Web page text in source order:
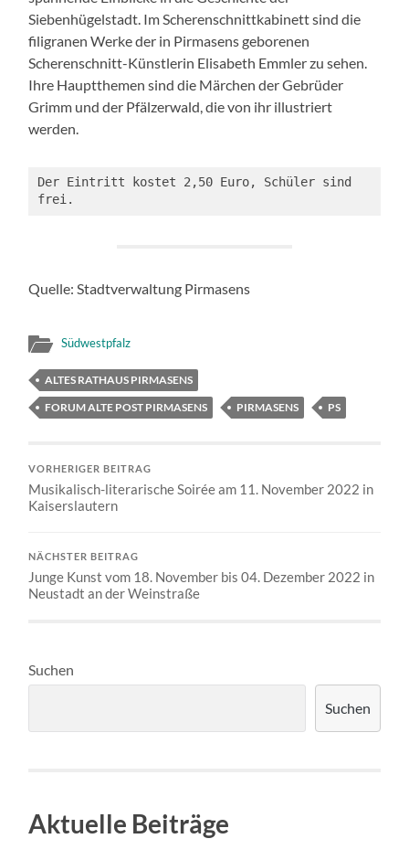
Siebenhügelstadt. Im Scherenschnittkabinett sind die
filigranen Werke der in Pirmasens geborenen
Scherenschnitt-Künstlerin Elisabeth Emmler zu sehen.
Ihre Hauptthemen sind die Märchen der Gebrüder
Grimm und der Pfälzerwald, die von ihr illustriert
werden.
Der Eintritt kostet 2,50 Euro, Schüler sind
frei.
Quelle: Stadtverwaltung Pirmasens
Südwestpfalz
ALTES RATHAUS PIRMASENS
FORUM ALTE POST PIRMASENS
PIRMASENS PS
VORHERIGER BEITRAG
Musikalisch-literarische Soirée am 11. November 2022 in
Kaiserslautern
NÄCHSTER BEITRAG
Junge Kunst vom 18. November bis 04. Dezember 2022 in
Neustadt an der Weinstraße
Suchen
Suchen
Aktuelle Beiträge